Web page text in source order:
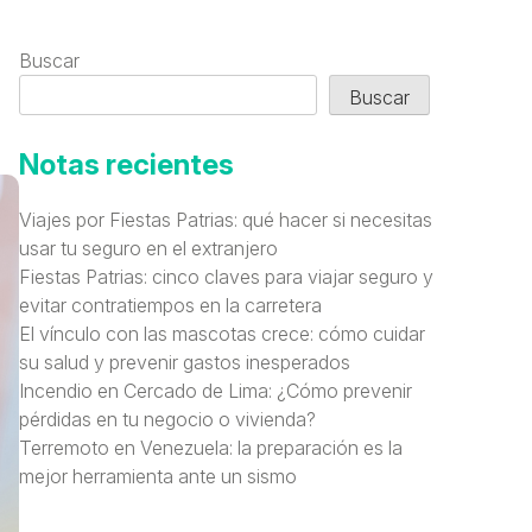
Buscar
Buscar
Notas recientes
Viajes por Fiestas Patrias: qué hacer si necesitas
usar tu seguro en el extranjero
Fiestas Patrias: cinco claves para viajar seguro y
evitar contratiempos en la carretera
El vínculo con las mascotas crece: cómo cuidar
su salud y prevenir gastos inesperados
Incendio en Cercado de Lima: ¿Cómo prevenir
pérdidas en tu negocio o vivienda?
Terremoto en Venezuela: la preparación es la
mejor herramienta ante un sismo